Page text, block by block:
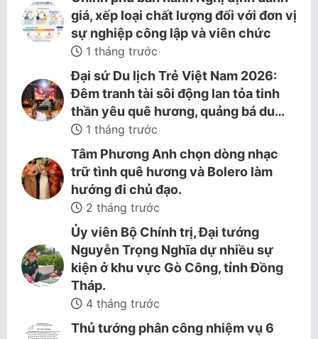
giá, xếp loại chất lượng đối với đơn vị
sự nghiệp công lập và viên chức
1 tháng trước
Đại sứ Du lịch Trẻ Việt Nam 2026:
Đêm tranh tài sôi động lan tỏa tinh
thần yêu quê hương, quảng bá du…
1 tháng trước
Tâm Phương Anh chọn dòng nhạc
trữ tình quê hương và Bolero làm
hướng đi chủ đạo.
2 tháng trước
Ủy viên Bộ Chính trị, Đại tướng
Nguyễn Trọng Nghĩa dự nhiều sự
kiện ở khu vực Gò Công, tỉnh Đồng
Tháp.
4 tháng trước
Thủ tướng phân công nhiệm vụ 6